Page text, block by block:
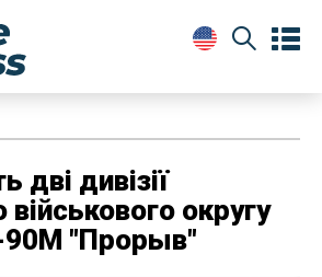
дві дивізії
військового округу
90М "Прорыв"